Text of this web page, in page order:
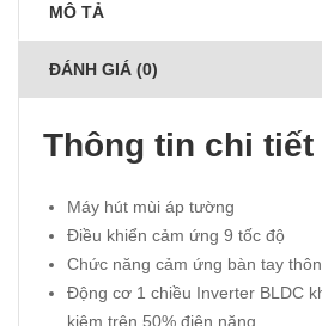
MÔ TẢ
ĐÁNH GIÁ (0)
Thông tin chi tiết
Máy hút mùi áp tường
Điều khiển cảm ứng 9 tốc độ
Chức năng cảm ứng bàn tay
Động cơ 1 chiều Inverter BLDC
kiệm trên 50% điện năng